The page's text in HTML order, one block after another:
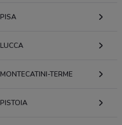
PISA
LUCCA
MONTECATINI-TERME
PISTOIA